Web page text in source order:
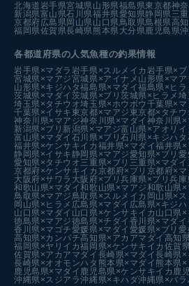
北海道岩手県宮城県山形県福島県東京都神
新潟県富山県石川県福井県愛知県静岡県三
京都府広島県岡山県山口県鳥取県島根県高
福岡県佐賀県長崎県熊本県大分県鹿児島県
各都道府県の人気魚種の釣果情報
岩手県×マダラ 岩手県×スルメイカ 岩手県×ブ
宮城県×マアジ宮城県×アイナメ 山形県×マア
山形県×キジハタ福島県×マダイ福島県×ヒラ
茨城県×マダイ 茨城県×ブリ茨城県×ヒラメ埼
埼玉県×タチウオ埼玉県×ホウボウ 千葉県×マ
千葉県×イサキ 東京都×マアジ 東京都×タチウ
神奈川県×マアジ神奈川県×マダイ 神奈川県×
新潟県×ブリ 新潟県×マアジ富山県×アオリイ
富山県×マダイ 石川県×ブリ石川県×キジハタ
福井県×ケンサキイカ 福井県×マダイ福井県×
静岡県×イサキ 静岡県×マアジ愛知県×ブリ愛
愛知県×タチウオ三重県×ブリ 三重県×マダイ
京都府×ケンサキイカ 京都府×ブリ 京都府×マ
大阪府×サワラ 大阪府×ブリ兵庫県×ブリ兵
和歌山県×マダイ和歌山県×マアジ和歌山県×
鳥取県×マアジ鳥取県×スルメイカ 岡山県×ス
岡山県×ヒラメ 広島県×マダイ 広島県×キジハ
山口県×マダイ 山口県×ケンサキイカ 山口県×
徳島県×マアジ徳島県×チダイ 香川県×マダイ
香川県×マゴチ愛媛県×マダイ 愛媛県×ブリ愛
高知県×カンパチ高知県×アカアマダイ 高知
福岡県×ヤリイカ福岡県×ケンサキイカ 佐賀
佐賀県×アカアマダイ 長崎県×マダイ長崎県×
長崎県×オオモンハタ 熊本県×マダイ 熊本県×
鹿児島県×マダイ 鹿児島県×ケンサキイカ 鹿
沖縄県×スジアラ沖縄県×キハダ沖縄県×バラ